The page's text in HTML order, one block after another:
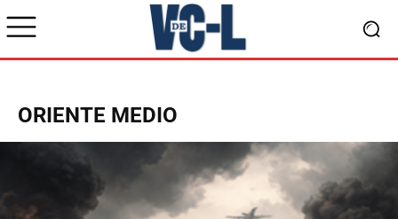
ORIENTE MEDIO